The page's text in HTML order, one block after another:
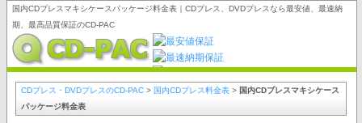
国内CDプレスマキシケースパッケージ料金表｜CDプレス、DVDプレスなら最安値、最速納
期、最高品質保証のCD-PAC
CDプレス・DVDプレスのCD-PAC> 国内CDプレス料金表> 国内CDプレスマキシケース
パッケージ料金表